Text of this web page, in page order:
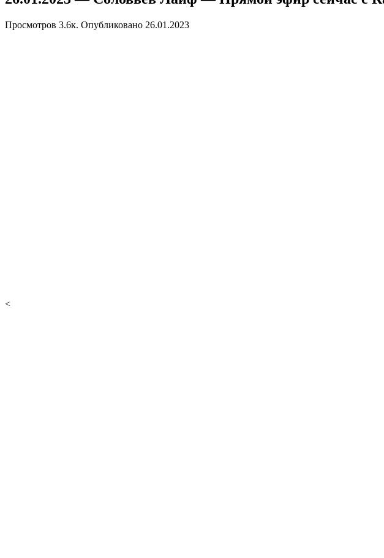
Просмотров 3.6к. Опубликовано 26.01.2023
<